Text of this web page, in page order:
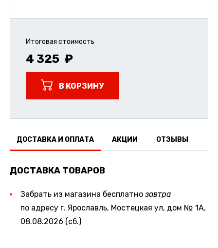
Итоговая стоимость
4 325
В КОРЗИНУ
ДОСТАВКА И ОПЛАТА АКЦИИ ОТЗЫВЫ
ДОСТАВКА ТОВАРОВ
Забрать из магазина бесплатно завтра
по адресу г. Ярославль, Мостецкая ул, дом № 1А,
08.08.2026 (сб.)